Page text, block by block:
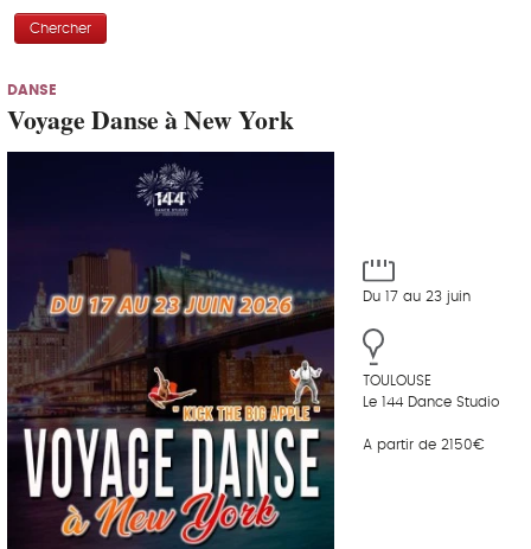
Chercher
DANSE
Voyage Danse à New York
Du 17 au 23 juin
TOULOUSE
Le 144 Dance Studio
A partir de 2150€